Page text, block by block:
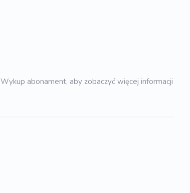
Wykup abonament, aby zobaczyć więcej informacji